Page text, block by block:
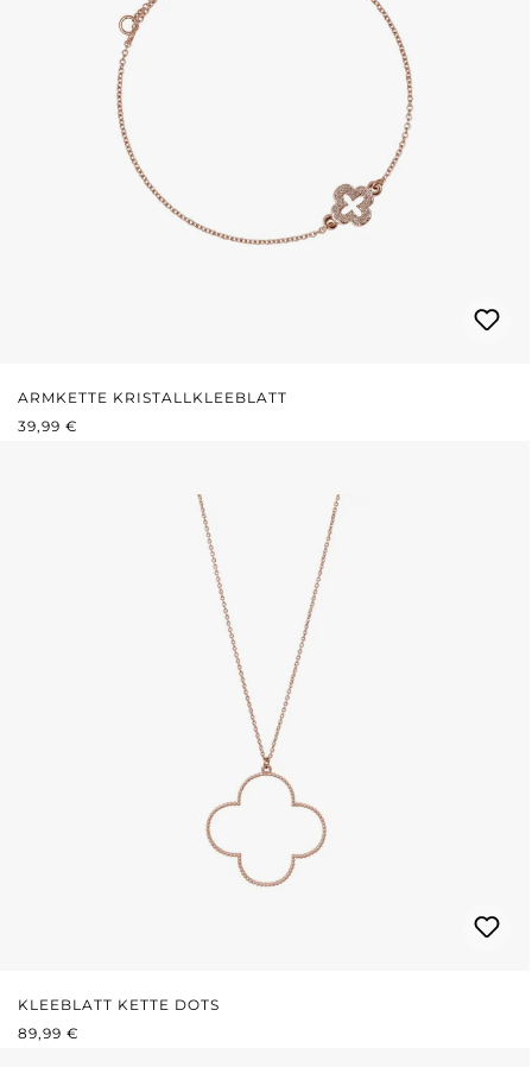
ARMKETTE KRISTALLKLEEBLATT
REGULÄRER PREIS:
39,99 €
KLEEBLATT KETTE DOTS
REGULÄRER PREIS:
89,99 €